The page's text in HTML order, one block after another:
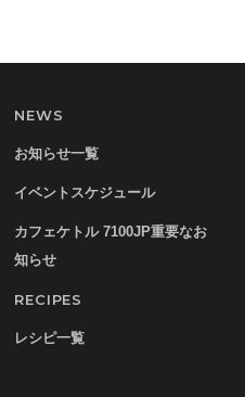
NEWS
お知らせ一覧
イベントスケジュール
カフェケトル 7100JP重要なお
知らせ
RECIPES
レシピ一覧